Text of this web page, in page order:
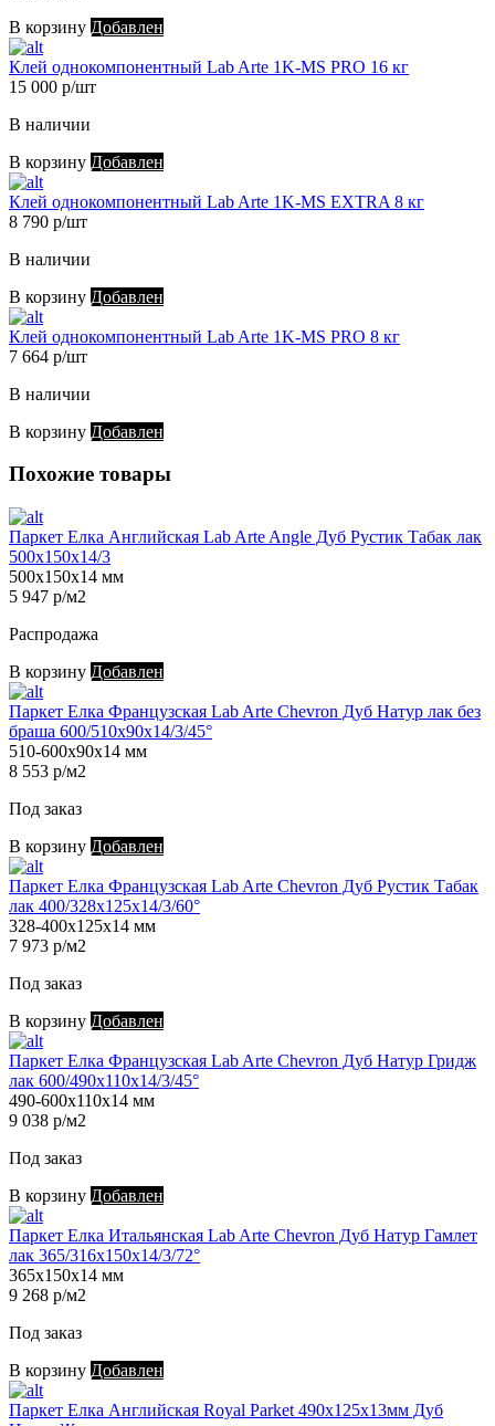
В корзину Добавлен
Клей однокомпонентный Lab Arte 1K-MS PRO 16 кг
15 000 р/шт
В наличии
В корзину Добавлен
Клей однокомпонентный Lab Arte 1K-MS EXTRA 8 кг
8 790 р/шт
В наличии
В корзину Добавлен
Клей однокомпонентный Lab Arte 1K-MS PRO 8 кг
7 664 р/шт
В наличии
В корзину Добавлен
Похожие товары
Паркет Елка Английская Lab Arte Angle Дуб Рустик Табак лак
500х150х14/3
500х150х14 мм
5 947 р/м2
Распродажа
В корзину Добавлен
Паркет Елка Французская Lab Arte Chevron Дуб Натур лак без
браша 600/510х90х14/3/45°
510-600х90х14 мм
8 553 р/м2
Под заказ
В корзину Добавлен
Паркет Елка Французская Lab Arte Chevron Дуб Рустик Табак
лак 400/328х125х14/3/60°
328-400х125х14 мм
7 973 р/м2
Под заказ
В корзину Добавлен
Паркет Елка Французская Lab Arte Chevron Дуб Натур Гридж
лак 600/490х110х14/3/45°
490-600х110х14 мм
9 038 р/м2
Под заказ
В корзину Добавлен
Паркет Елка Итальянская Lab Arte Chevron Дуб Натур Гамлет
лак 365/316х150х14/3/72°
365х150х14 мм
9 268 р/м2
Под заказ
В корзину Добавлен
Паркет Елка Английская Royal Parket 490х125х13мм Дуб